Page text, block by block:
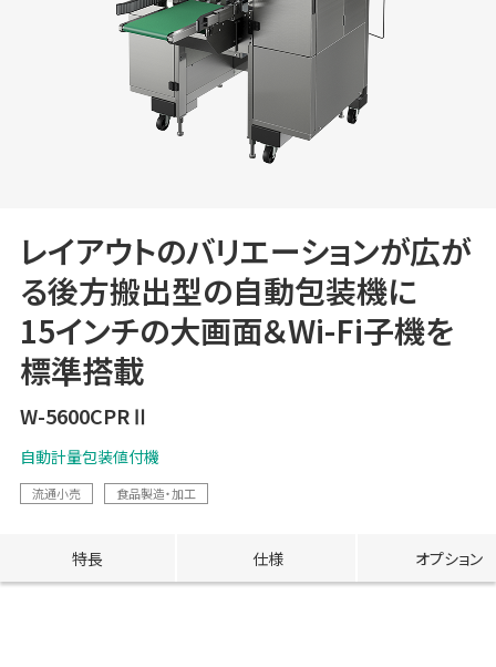
レイアウトのバリエーションが広が
る後方搬出型の自動包装機に
15インチの大画面＆Wi-Fi子機を
標準搭載
W-5600CPRⅡ
自動計量包装値付機
流通小売 食品製造・加工
特長 仕様 オプション